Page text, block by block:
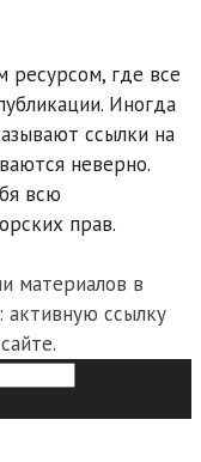
ресурсом, где все
Иногда
ссылки на
неверно.
всю
прав.
материалов в
ссылку